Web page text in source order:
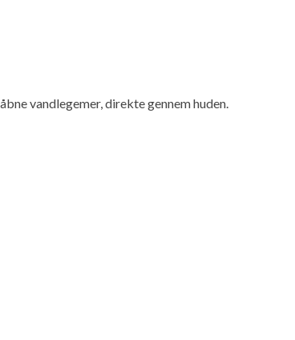
vandlegemer, direkte gennem huden.